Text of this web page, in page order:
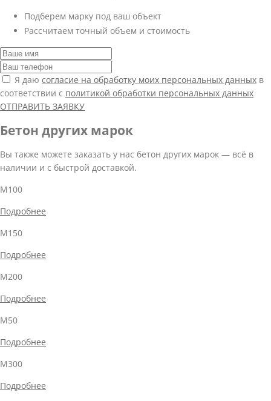
Подберем марку под ваш объект
Рассчитаем точный объем и стоимость
Я даю согласие на обработку моих персональных данных в
соответствии с политикой обработки персональных данных
ОТПРАВИТЬ ЗАЯВКУ
Бетон других марок
Вы также можете заказать у нас бетон других марок — всё в
наличии и с быстрой доставкой.
М100
Подробнее
М150
Подробнее
М200
Подробнее
М50
Подробнее
М300
Подробнее